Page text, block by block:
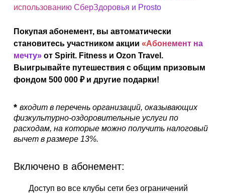
использованию СберЗдоровья и Prosto
Покупая абонемент, вы автоматически
становитесь участником акции «Абонемент на
мечту» от Spirit. Fitness и Ozon Travel.
Выигрывайте путешествия с общим призовым
фондом 500 000 ₽ и другие подарки!
* входит в перечень организаций, оказывающих
физкультурно-оздоровительные услуги по
расходам, на которые можно получить налоговый
вычет в размере 13%.
Включено в абонемент:
Доступ во все клубы сети без ограничений